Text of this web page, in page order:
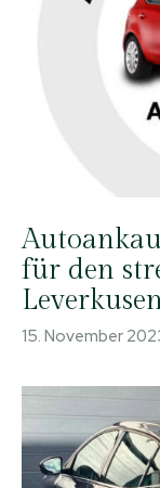
für den
15. November